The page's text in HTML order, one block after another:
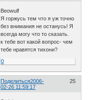
Beowulf
Я горжусь тем что я уж точно
без внимания не останусь! Я
всегда могу что то сказать.
к тебе вот какой вопрос- чем
тебе нравятся тихони?
0
Поделиться 25
2006-
02-26 11:59:17